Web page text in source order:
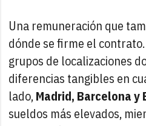
Una remuneración que
dónde se firme el
grupos de localizaciones
diferencias tangibles en
lado,Madrid, Barcelona y
sueldos más elevados,